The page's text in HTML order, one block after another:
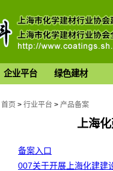
企业平台 绿色建材
首页 > 行业平台 > 产品备案
上海
备案入口
007关于开展上海化建建